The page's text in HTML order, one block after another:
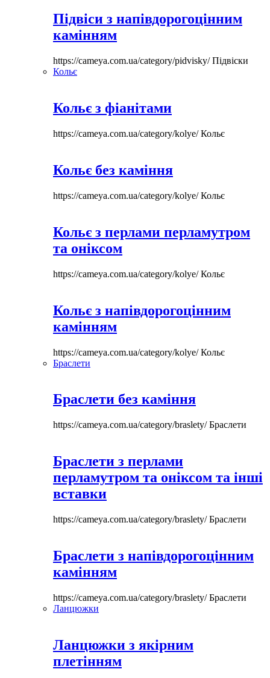
Підвіси з напівдорогоцінним
камінням
https://cameya.com.ua/category/pidvisky/Підвіски
Кольє
Кольє з фіанітами
https://cameya.com.ua/category/kolye/Кольє
Кольє без каміння
https://cameya.com.ua/category/kolye/Кольє
Кольє з перлами перламутром
та оніксом
https://cameya.com.ua/category/kolye/Кольє
Кольє з напівдорогоцінним
камінням
https://cameya.com.ua/category/kolye/Кольє
Браслети
Браслети без каміння
https://cameya.com.ua/category/braslety/Браслети
Браслети з перлами
перламутром та оніксом та інші
вставки
https://cameya.com.ua/category/braslety/Браслети
Браслети з напівдорогоцінним
камінням
https://cameya.com.ua/category/braslety/Браслети
Ланцюжки
Ланцюжки з якірним
плетінням